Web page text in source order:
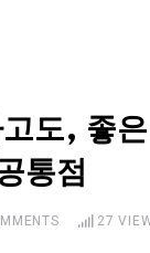
도, 좋은
통점
27